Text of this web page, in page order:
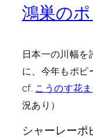
鴻巣の
日本一の川幅を
に、今年もポピ
cf. こうのす花
況あり）
シャーレーポ